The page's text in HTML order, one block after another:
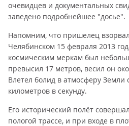
очевидцев и документальных
заведено подробнейшее "досье".
Напомним, что пришелец
Челябинском 15 февраля 2013
космическим меркам был
превысил 17 метров, весил он
Влетел болид в атмосферу Земли
километров в секунду.
Его исторический полёт
пологой трассе, и при входе в